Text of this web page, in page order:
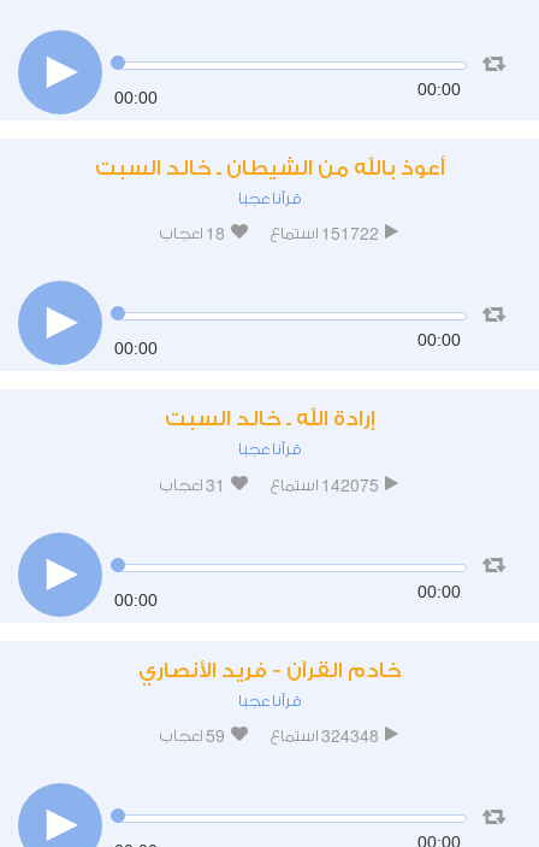
00:00 00:00
أعوذ بالله من الشيطان ـ خالد السبت
قرآنا عجبا
151722 استماع 18 اعجاب
00:00 00:00
إرادة الله ـ خالد السبت
قرآنا عجبا
142075 استماع 31 اعجاب
00:00 00:00
خادم القرآن - فريد الأنصاري
قرآنا عجبا
324348 استماع 59 اعجاب
00:00